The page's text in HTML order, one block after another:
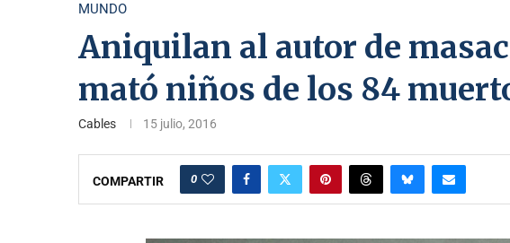
MUNDO
Aniquilan al autor de
mató niños de los 84
Cables 15 julio, 2016
COMPARTIR 0